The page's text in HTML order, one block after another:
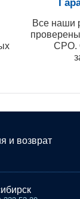
Все наши
СРО.
и возврат